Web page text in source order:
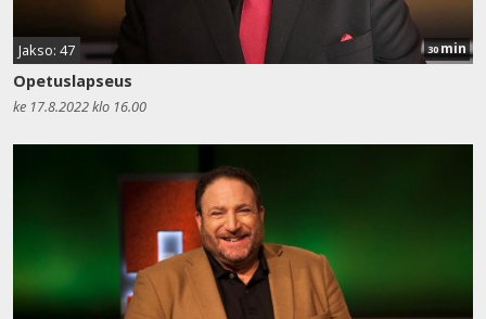
Jakso: 47 30min
Opetuslapseus
ke 17.8.2022 klo 16.00